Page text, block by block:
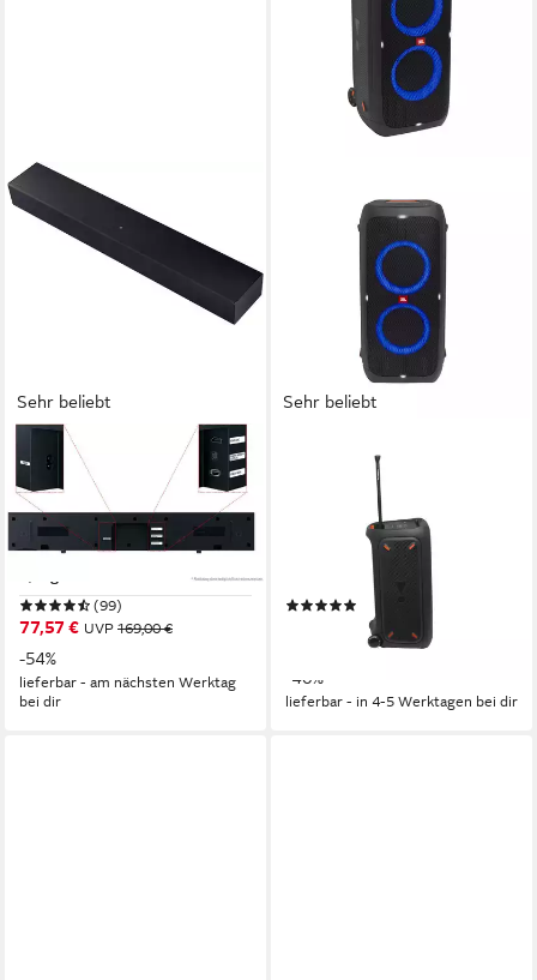
Sehr beliebt
SAMSUNG
HW-B410GF Soundbar
Soundbar
Bluetooth
Netzwerkstandard
Gesamtleistung
(99)
77,57 € UVP 169,00 €
-54%
lieferbar - am nächsten Werktag
bei dir
Sehr beliebt
PartyBox 310 Party-
Lautsprecher
Gesamtleistung
Max. Akkulaufzeit
(247)
UVP
579,99 €
mtl. in 24 Raten
-40%
lieferbar - in 4-5 Werktagen bei dir